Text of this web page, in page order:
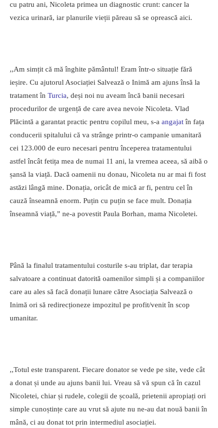
cu patru ani, Nicoleta primea un diagnostic crunt: cancer la
vezica urinară, iar planurile vieții păreau să se oprească aici.
,,Am simțit că mă înghite pământul! Eram într-o situație fără
ieșire. Cu ajutorul Asociației Salvează o Inimă am ajuns însă la
tratament în Turcia, deși noi nu aveam încă banii necesari
procedurilor de urgență de care avea nevoie Nicoleta. Vlad
Plăcintă a garantat practic pentru copilul meu, s-a angajatîn fața
conducerii spitalului că va strânge printr-o campanie umanitară
cei 123.000 de euro necesari pentru începerea tratamentului
astfel încât fetița mea de numai 11 ani, la vremea aceea, să aibă o
șansă la viață. Dacă oamenii nu donau, Nicoleta nu ar mai fi fost
astăzi lângă mine. Donația, oricât de mică ar fi, pentru cel în
cauză înseamnă enorm. Puțin cu puțin se face mult. Donația
înseamnă viață,” ne-a povestit Paula Borhan, mama Nicoletei.
Până la finalul tratamentului costurile s-au triplat, dar terapia
salvatoare a continuat datorită oamenilor simpli și a companiilor
care au ales să facă donații lunare către Asociația Salvează o
Inimă ori să redirecționeze impozitul pe profit/venit în scop
umanitar.
,,Totul este transparent. Fiecare donator se vede pe site, vede cât
a donat și unde au ajuns banii lui. Vreau să vă spun că în cazul
Nicoletei, chiar și rudele, colegii de școală, prietenii apropiați ori
simple cunoștințe care au vrut să ajute nu ne-au dat nouă banii în
mână, ci au donat tot prin intermediul asociației.